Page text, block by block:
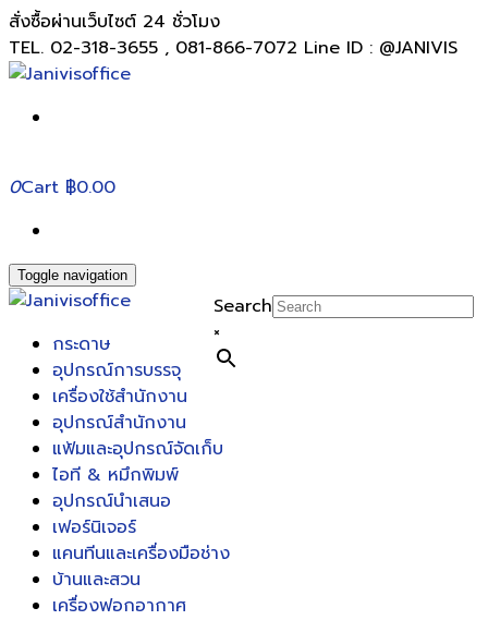
สั่งซื้อผ่านเว็บไซต์ 24 ชั่วโมง
TEL. 02-318-3655 , 081-866-7072 Line ID : @JANIVIS
0Cart ฿0.00
Toggle navigation
Search
×
กระดาษ
อุปกรณ์การบรรจุ
เครื่องใช้สำนักงาน
อุปกรณ์สำนักงาน
แฟ้มและอุปกรณ์จัดเก็บ
ไอที & หมึกพิมพ์
อุปกรณ์นำเสนอ
เฟอร์นิเจอร์
แคนทีนและเครื่องมือช่าง
บ้านและสวน
เครื่องฟอกอากาศ